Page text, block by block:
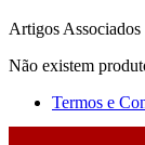
Artigos Associados
Não existem
Termos e